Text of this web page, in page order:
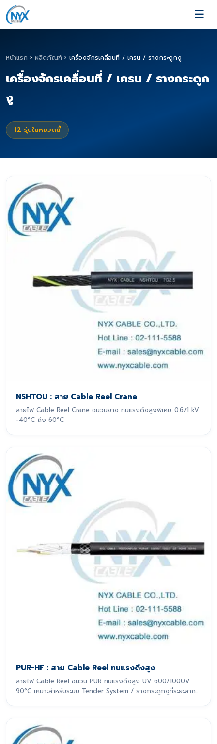
☰
หน้าแรก › ผลิตภัณฑ์ › เครื่องจักรเคลื่อนที่ / เครน / รางกระดูกงู
เครื่องจักรเคลื่อนที่ / เครน / รางกระดูก
งู
12 รุ่นในหมวดนี้
NSHTOU : สาย Cable Reel Crane
สายไฟ Cable Reel Crane ฉนวนยาง ทนแรงดึงสูงพิเศษ 0.6/1 kV
-40°C ถึง 60°C
PUR-HF : สาย Cable Reel ทนแรงดึงสูง
สายไฟ Cable Reel ฉนวน PUR ทนแรงดึงสูง UV 600/1000V
90°C เหมาะสำหรับระบบ Tender System / รางกระดูกงูที่ระยะลาก